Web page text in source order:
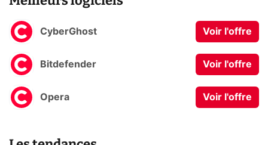
CyberGhost Voir l'offre
Bitdefender Voir l'offre
Opera Voir l'offre